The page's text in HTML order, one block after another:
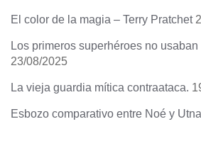
El color de la magia – Terry Pratchet
Los primeros superhéroes no
23/08/2025
La vieja guardia mítica contraataca.
Esbozo comparativo entre Noé y